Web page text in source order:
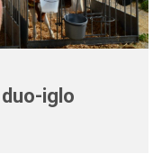
iglo